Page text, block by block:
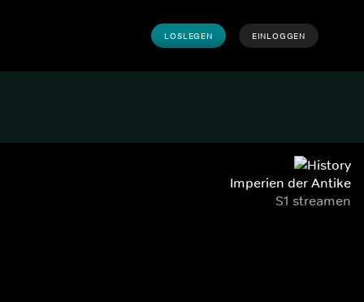
LOSLEGEN EINLOGGEN
Imperien der Antike
S1 streamen